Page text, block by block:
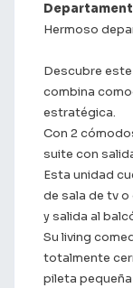
Hermoso
Descubre
combina
estratégica.
Con 2
suite con
Esta unidad
de sala de tv
y salida al
Su living
totalmente
pileta